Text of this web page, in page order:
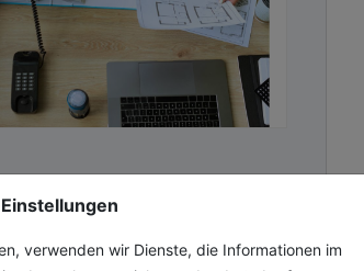
verwenden wir Dienste, die Informationen im